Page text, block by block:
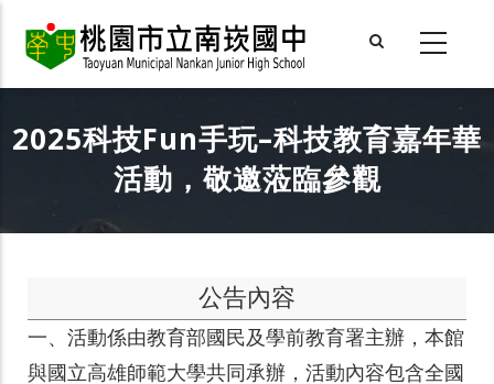
2025科技Fun手玩–科技教育嘉年華
活動，敬邀蒞臨參觀
公告內容
一、活動係由教育部國民及學前教育署主辦，本館
與國立高雄師範大學共同承辦，活動內容包含全國